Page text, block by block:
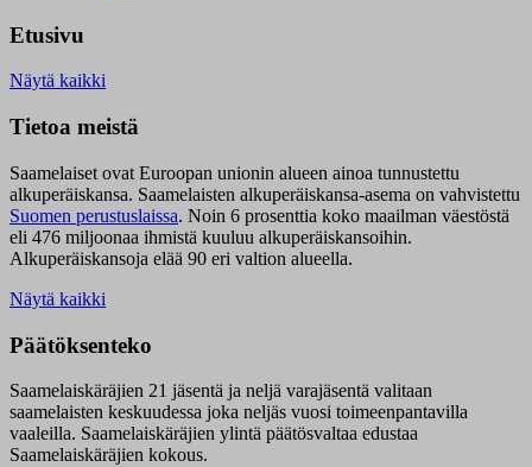
Etusivu
Näytä kaikki
Tietoa meistä
Saamelaiset ovat Euroopan unionin alueen ainoa tunnustettu
alkuperäiskansa. Saamelaisten alkuperäiskansa-asema on vahvistettu
Suomen perustuslaissa. Noin 6 prosenttia koko maailman väestöstä
eli 476 miljoonaa ihmistä kuuluu alkuperäiskansoihin.
Alkuperäiskansoja elää 90 eri valtion alueella.
Näytä kaikki
Päätöksenteko
Saamelaiskäräjien 21 jäsentä ja neljä varajäsentä valitaan
saamelaisten keskuudessa joka neljäs vuosi toimeenpantavilla
vaaleilla. Saamelaiskäräjien ylintä päätösvaltaa edustaa
Saamelaiskäräjien kokous.